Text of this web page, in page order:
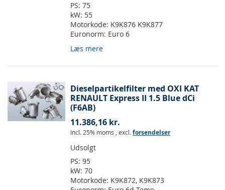
PS: 75
kW: 55
Motorkode: K9K876 K9K877
Euronorm: Euro 6
Læs mere
Dieselpartikelfilter med OXI KAT
RENAULT Express II 1.5 Blue dCi
(F6AB)
11.386,16 kr.
Incl. 25% moms , excl.forsendelser
Udsolgt
PS: 95
kW: 70
Motorkode: K9K872, K9K873